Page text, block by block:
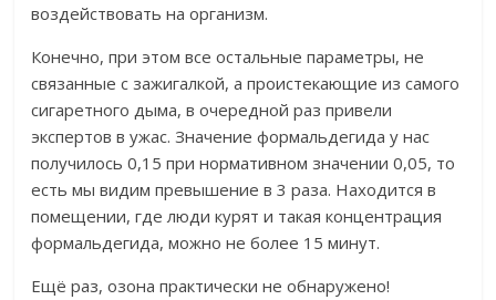
воздействовать на организм.
Конечно, при этом все остальные параметры, не
связанные с зажигалкой, а проистекающие из самого
сигаретного дыма, в очередной раз привели
экспертов в ужас. Значение формальдегида у нас
получилось 0,15 при нормативном значении 0,05, то
есть мы видим превышение в 3 раза. Находится в
помещении, где люди курят и такая концентрация
формальдегида, можно не более 15 минут.
Ещё раз, озона практически не обнаружено!